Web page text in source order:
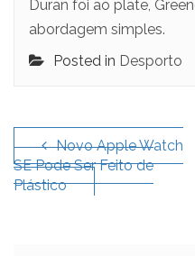
Duran foi ao plate,
abordagem simples.
Posted in Desporto
Navegação
de
artigos
Novo Apple Watch
SE Pode Ser Feito de
Plástico